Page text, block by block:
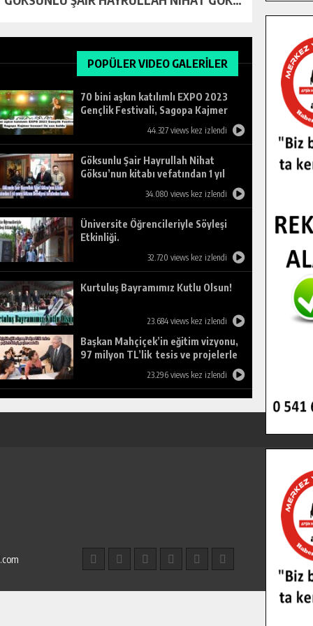
POPÜLER VIDEO GALERİLER
70 bini aşkın katılımlı EXPO 2023
Gençlik Festivali, Sagopa Kajmer
44.327 views kez izlendi
Göksunlu Şair Hayrullah Nihat
Göksu’nun kitabı vefatından 1 yıl
sonra Göksun Belediyesi tarafından
34.080 views kez izlendi
Üniversite Öğrencileriyle Söyleşi
Etkinliği.
32.720 views kez izlendi
Kurtuluş Bayramımız Kutlu Olsun!
23.684 views kez izlendi
Başkan Mahçiçek’in eğitim vizyonu,
97 milyon TL’lik tesis ve projelerle
23.296 views kez izlendi